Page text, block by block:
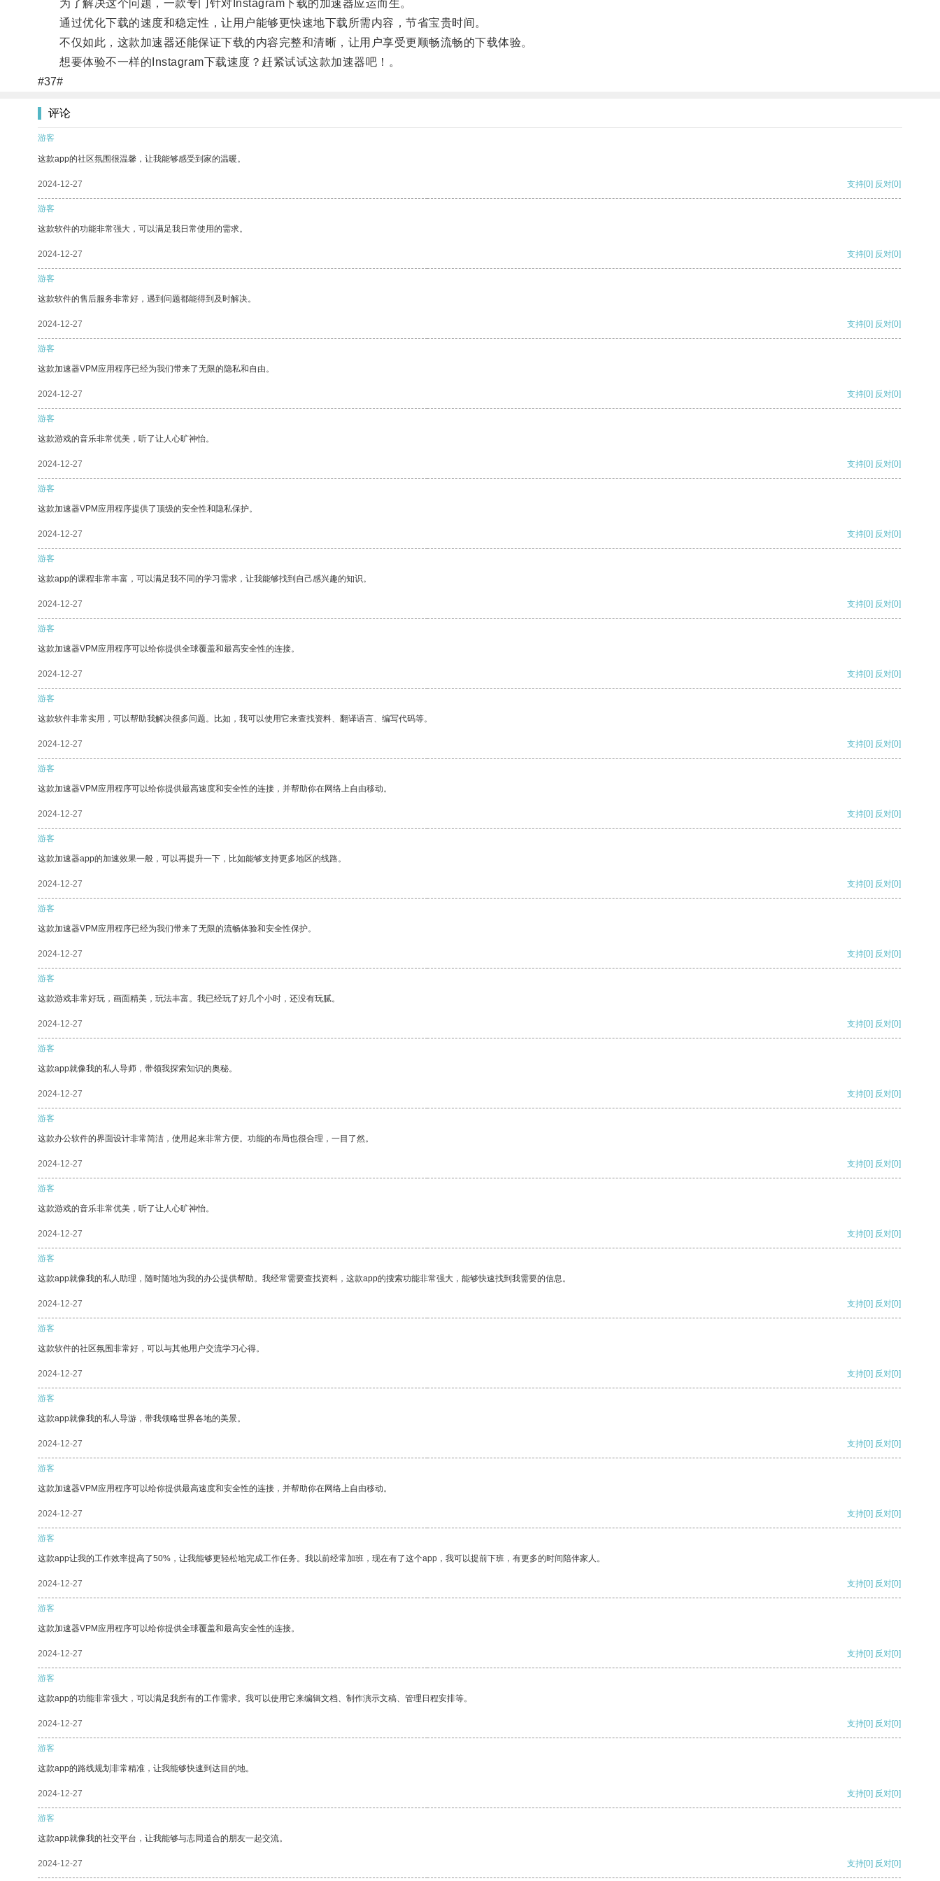
为了解决这个问题，一款专门针对Instagram下载的加速器应运而生。
通过优化下载的速度和稳定性，让用户能够更快速地下载所需内容，节省宝贵时间。
不仅如此，这款加速器还能保证下载的内容完整和清晰，让用户享受更顺畅流畅的下载体验。
想要体验不一样的Instagram下载速度？赶紧试试这款加速器吧！。
#37#
评论
游客
这款app的社区氛围很温馨，让我能够感受到家的温暖。
2024-12-27 支持[0] 反对[0]
游客
这款软件的功能非常强大，可以满足我日常使用的需求。
2024-12-27 支持[0] 反对[0]
游客
这款软件的售后服务非常好，遇到问题都能得到及时解决。
2024-12-27 支持[0] 反对[0]
游客
这款加速器VPM应用程序已经为我们带来了无限的隐私和自由。
2024-12-27 支持[0] 反对[0]
游客
这款游戏的音乐非常优美，听了让人心旷神怡。
2024-12-27 支持[0] 反对[0]
游客
这款加速器VPM应用程序提供了顶级的安全性和隐私保护。
2024-12-27 支持[0] 反对[0]
游客
这款app的课程非常丰富，可以满足我不同的学习需求，让我能够找到自己感兴趣的知识。
2024-12-27 支持[0] 反对[0]
游客
这款加速器VPM应用程序可以给你提供全球覆盖和最高安全性的连接。
2024-12-27 支持[0] 反对[0]
游客
这款软件非常实用，可以帮助我解决很多问题。比如，我可以使用它来查找资料、翻译语言、编写代码等。
2024-12-27 支持[0] 反对[0]
游客
这款加速器VPM应用程序可以给你提供最高速度和安全性的连接，并帮助你在网络上自由移动。
2024-12-27 支持[0] 反对[0]
游客
这款加速器app的加速效果一般，可以再提升一下，比如能够支持更多地区的线路。
2024-12-27 支持[0] 反对[0]
游客
这款加速器VPM应用程序已经为我们带来了无限的流畅体验和安全性保护。
2024-12-27 支持[0] 反对[0]
游客
这款游戏非常好玩，画面精美，玩法丰富。我已经玩了好几个小时，还没有玩腻。
2024-12-27 支持[0] 反对[0]
游客
这款app就像我的私人导师，带领我探索知识的奥秘。
2024-12-27 支持[0] 反对[0]
游客
这款办公软件的界面设计非常简洁，使用起来非常方便。功能的布局也很合理，一目了然。
2024-12-27 支持[0] 反对[0]
游客
这款游戏的音乐非常优美，听了让人心旷神怡。
2024-12-27 支持[0] 反对[0]
游客
这款app就像我的私人助理，随时随地为我的办公提供帮助。我经常需要查找资料，这款app的搜索功能非常强大，能够快速找到我需要的信息。
2024-12-27 支持[0] 反对[0]
游客
这款软件的社区氛围非常好，可以与其他用户交流学习心得。
2024-12-27 支持[0] 反对[0]
游客
这款app就像我的私人导游，带我领略世界各地的美景。
2024-12-27 支持[0] 反对[0]
游客
这款加速器VPM应用程序可以给你提供最高速度和安全性的连接，并帮助你在网络上自由移动。
2024-12-27 支持[0] 反对[0]
游客
这款app让我的工作效率提高了50%，让我能够更轻松地完成工作任务。我以前经常加班，现在有了这个app，我可以提前下班，有更多的时间陪伴家人。
2024-12-27 支持[0] 反对[0]
游客
这款加速器VPM应用程序可以给你提供全球覆盖和最高安全性的连接。
2024-12-27 支持[0] 反对[0]
游客
这款app的功能非常强大，可以满足我所有的工作需求。我可以使用它来编辑文档、制作演示文稿、管理日程安排等。
2024-12-27 支持[0] 反对[0]
游客
这款app的路线规划非常精准，让我能够快速到达目的地。
2024-12-27 支持[0] 反对[0]
游客
这款app就像我的社交平台，让我能够与志同道合的朋友一起交流。
2024-12-27 支持[0] 反对[0]